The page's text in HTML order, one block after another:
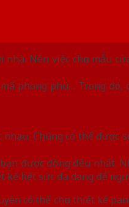
Nên việc chọn mẫu
phong phú… Trong đó,
Chúng có thể được
được đồng đều nhất.
hết sức đa dạng để
có thể chọn thiết kế